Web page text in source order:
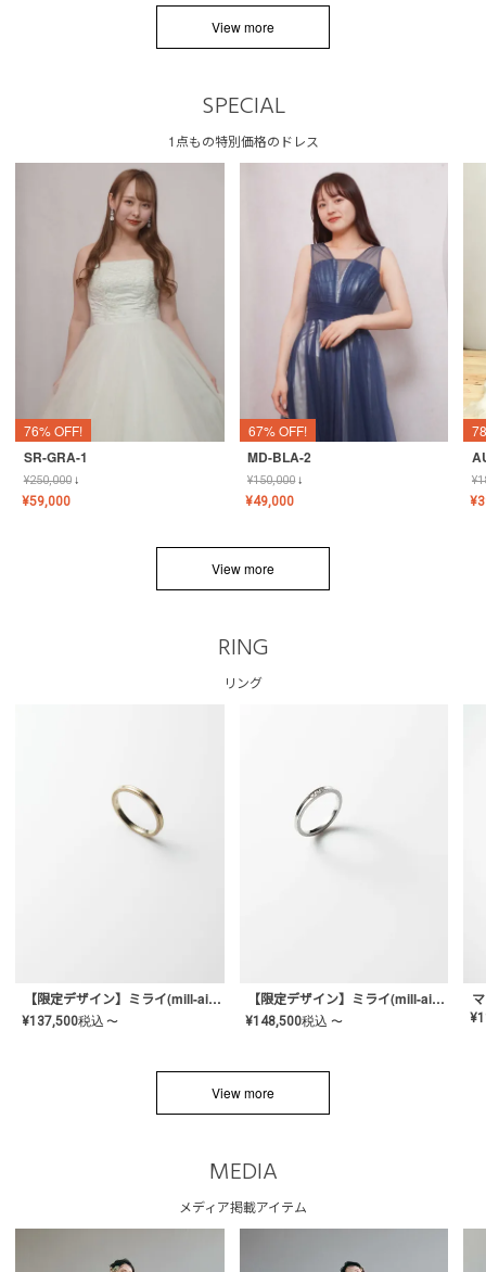
View more
SPECIAL
1点もの特別価格のドレス
76% OFF!
SR-GRA-1
¥250,000↓
¥59,000
67% OFF!
MD-BLA-2
¥150,000↓
¥49,000
¥
¥
View more
RING
リング
【限定デザイン】ミライ(mill-ai)リング
¥137,500税込 〜
【限定デザイン】ミライ(mill-ai)リング
¥148,500税込 〜 ¥
View more
MEDIA
メディア掲載アイテム